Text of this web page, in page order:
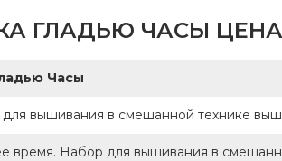
ГЛАДЬЮ ЧАСЫ ЦЕНА
Часы
вышивания в смешанной технике
время. Набор для вышивания в